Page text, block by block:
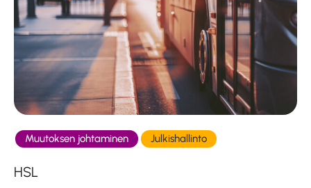
Muutoksen johtaminen Julkishallinto
HSL